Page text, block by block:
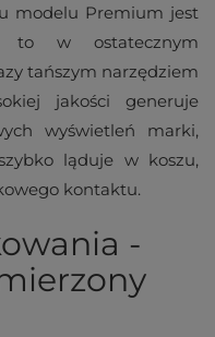
modelu Premium jest
to w ostatecznym
tańszym narzędziem
jakości generuje
wyświetleń marki,
ląduje w koszu,
kontaktu.
-